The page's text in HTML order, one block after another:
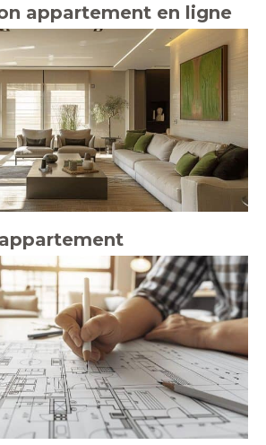
appartement en ligne